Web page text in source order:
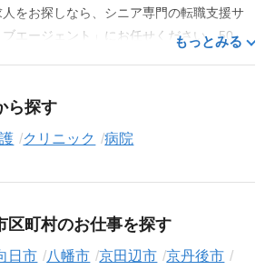
をお探しなら、シニア専門の転職支援サ
エージェント」にお任せください。50
の求人を含む
す。
ください。シニア専門のキャリアアドバ
ご経歴やご希望を丁寧にヒアリングし、
面接対策、企業との条件交渉まで、転職
もっとみる
ら探す
クリニック 病院
区町村のお仕事を探す
日市 八幡市 京田辺市
京丹後市